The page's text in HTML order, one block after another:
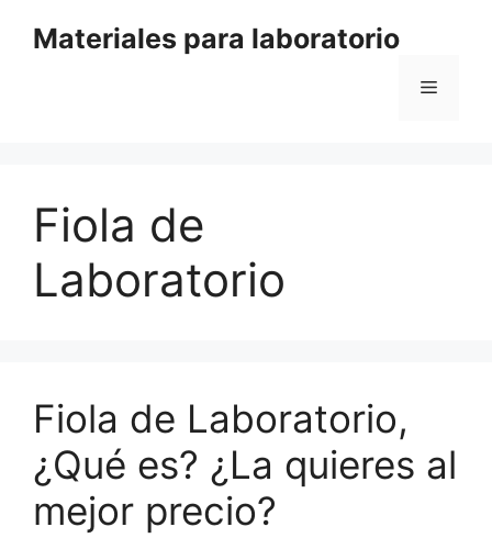
Materiales para laboratorio
Menú
Fiola de
Laboratorio
Fiola de Laboratorio,
¿Qué es? ¿La quieres al
mejor precio?